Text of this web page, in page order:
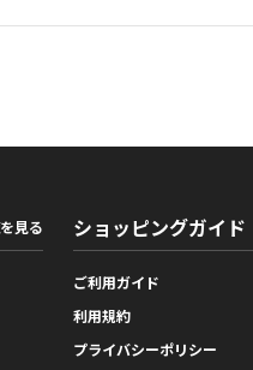
見る ショッピングガイド
ご利用ガイド
利用規約
プライバシーポリシー